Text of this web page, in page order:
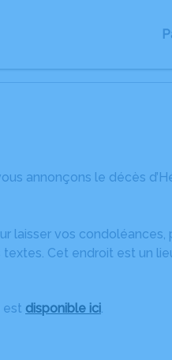
annonçons le décès
laisser vos
Cet endroit est un
est disponible ici.